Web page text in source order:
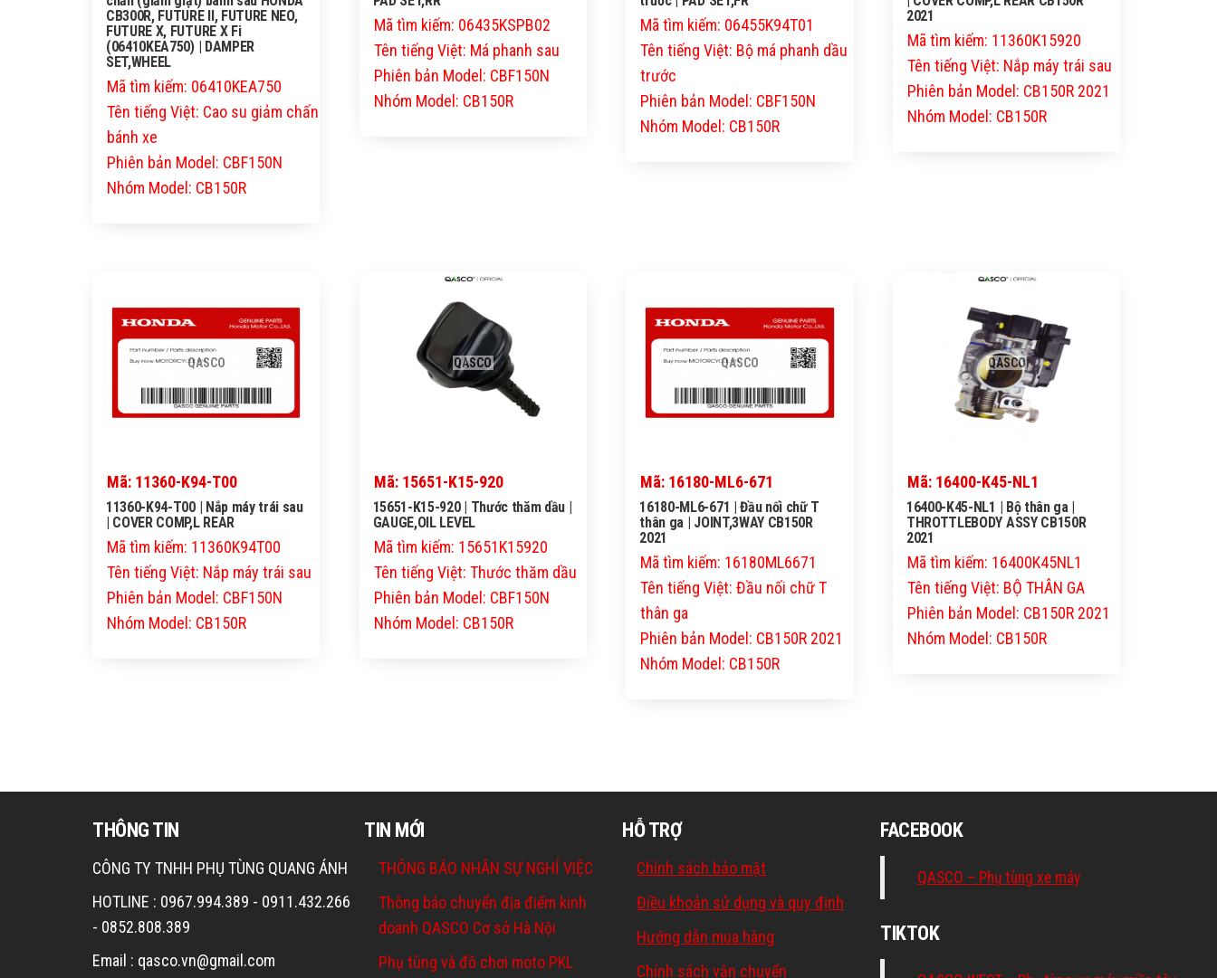
CB300R, FUTURE II, FUTURE NEO,
FUTURE X, FUTURE X Fi
(06410KEA750) | DAMPER
SET,WHEEL
Mã tìm kiếm: 06410KEA750
Tên tiếng Việt: Cao su giảm chấn
bánh xe
Phiên bản Model: CBF150N
Nhóm Model: CB150R
Mã tìm kiếm: 06435KSPB02
Tên tiếng Việt: Má phanh sau
Phiên bản Model: CBF150N
Nhóm Model: CB150R
Mã tìm kiếm: 06455K94T01
Tên tiếng Việt: Bộ má phanh dầu
trước
Phiên bản Model: CBF150N
Nhóm Model: CB150R
2021
Mã tìm kiếm: 11360K15920
Tên tiếng Việt: Nắp máy trái sau
Phiên bản Model: CB150R 2021
Nhóm Model: CB150R
QASCO
Mã: 11360-K94-T00
11360-K94-T00 | Nắp máy trái sau
| COVER COMP,L REAR
Mã tìm kiếm: 11360K94T00
Tên tiếng Việt: Nắp máy trái sau
Phiên bản Model: CBF150N
Nhóm Model: CB150R
QASCO
Mã: 15651-K15-920
15651-K15-920 | Thước thăm dầu |
GAUGE,OIL LEVEL
Mã tìm kiếm: 15651K15920
Tên tiếng Việt: Thước thăm dầu
Phiên bản Model: CBF150N
Nhóm Model: CB150R
QASCO
Mã: 16180-ML6-671
16180-ML6-671 | Đầu nối chữ T
thân ga | JOINT,3WAY CB150R
2021
Mã tìm kiếm: 16180ML6671
Tên tiếng Việt: Đầu nối chữ T
thân ga
Phiên bản Model: CB150R 2021
Nhóm Model: CB150R
QASCO
Mã: 16400-K45-NL1
16400-K45-NL1 | Bộ thân ga |
THROTTLEBODY ASSY CB150R
2021
Mã tìm kiếm: 16400K45NL1
Tên tiếng Việt: BỘ THÂN GA
Phiên bản Model: CB150R 2021
Nhóm Model: CB150R
THÔNG TIN
CÔNG TY TNHH PHỤ TÙNG QUANG ÁNH
HOTLINE : 0967.994.389 - 0911.432.266
- 0852.808.389
Email : qasco.vn@gmail.com
TIN MỚI
THÔNG BÁO NHÂN SỰ NGHỈ VIỆC
Thông báo chuyển địa điểm kinh
doanh QASCO Cơ sở Hà Nội
Phụ tùng và đồ chơi moto PKL
HỖ TRỢ
Chính sách bảo mật
Điều khoản sử dụng và quy định
Hướng dẫn mua hàng
Chính sách vận chuyển
FACEBOOK
QASCO – Phụ tùng xe máy
TIKTOK